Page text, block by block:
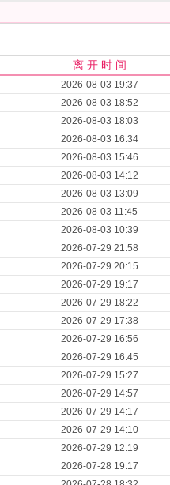
离 开 时 间
2026-08-03 19:37
2026-08-03 18:52
2026-08-03 18:03
2026-08-03 16:34
2026-08-03 15:46
2026-08-03 14:12
2026-08-03 13:09
2026-08-03 11:45
2026-08-03 10:39
2026-07-29 21:58
2026-07-29 20:15
2026-07-29 19:17
2026-07-29 18:22
2026-07-29 17:38
2026-07-29 16:56
2026-07-29 16:45
2026-07-29 15:27
2026-07-29 14:57
2026-07-29 14:17
2026-07-29 14:10
2026-07-29 12:19
2026-07-28 19:17